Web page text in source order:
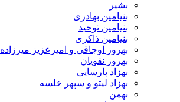
بشیر
بنیامین بهادری
بنیامین توحید
بنیامین ذاکری
بهروز اوجاقی و امیرعزیز میرزاده
بهروز نقویان
بهزاد پارسایی
بهزاد لیتو و سپهر خلسه
بهمن